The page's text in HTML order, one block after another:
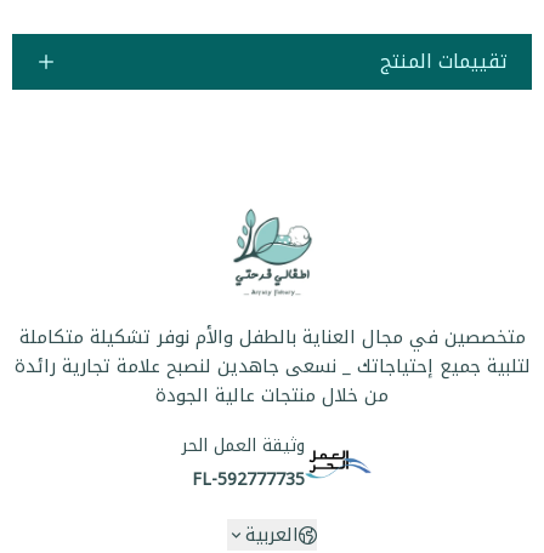
تقييمات المنتج
متخصصين في مجال العناية بالطفل والأم نوفر تشكيلة متكاملة
لتلبية جميع إحتياجاتك _ نسعى جاهدين لنصبح علامة تجارية رائدة
من خلال منتجات عالية الجودة
وثيقة العمل الحر
FL-592777735
العربية